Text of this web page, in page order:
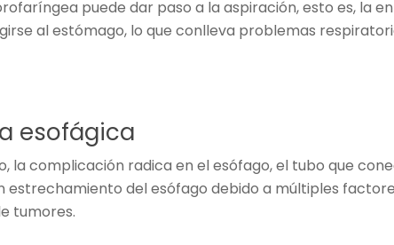
puede dar paso a la aspiración, esto es, la
al estómago, lo que conlleva problemas
esofágica
la complicación radica en el esófago, el tubo que
estrechamiento del esófago debido a múltiples
tumores.